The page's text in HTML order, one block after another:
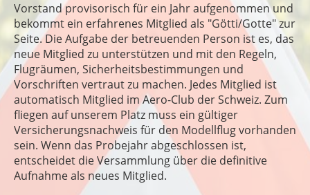
Vorstand provisorisch für ein Jahr aufgenommen und
bekommt ein erfahrenes Mitglied als "Götti/Gotte" zur
Seite. Die Aufgabe der betreuenden Person ist es, das
neue Mitglied zu unterstützen und mit den Regeln,
Flugräumen, Sicherheitsbestimmungen und
Vorschriften vertraut zu machen. Jedes Mitglied ist
automatisch Mitglied im Aero-Club der Schweiz. Zum
fliegen auf unserem Platz muss ein gültiger
Versicherungsnachweis für den Modellflug vorhanden
sein. Wenn das Probejahr abgeschlossen ist,
entscheidet die Versammlung über die definitive
Aufnahme als neues Mitglied.